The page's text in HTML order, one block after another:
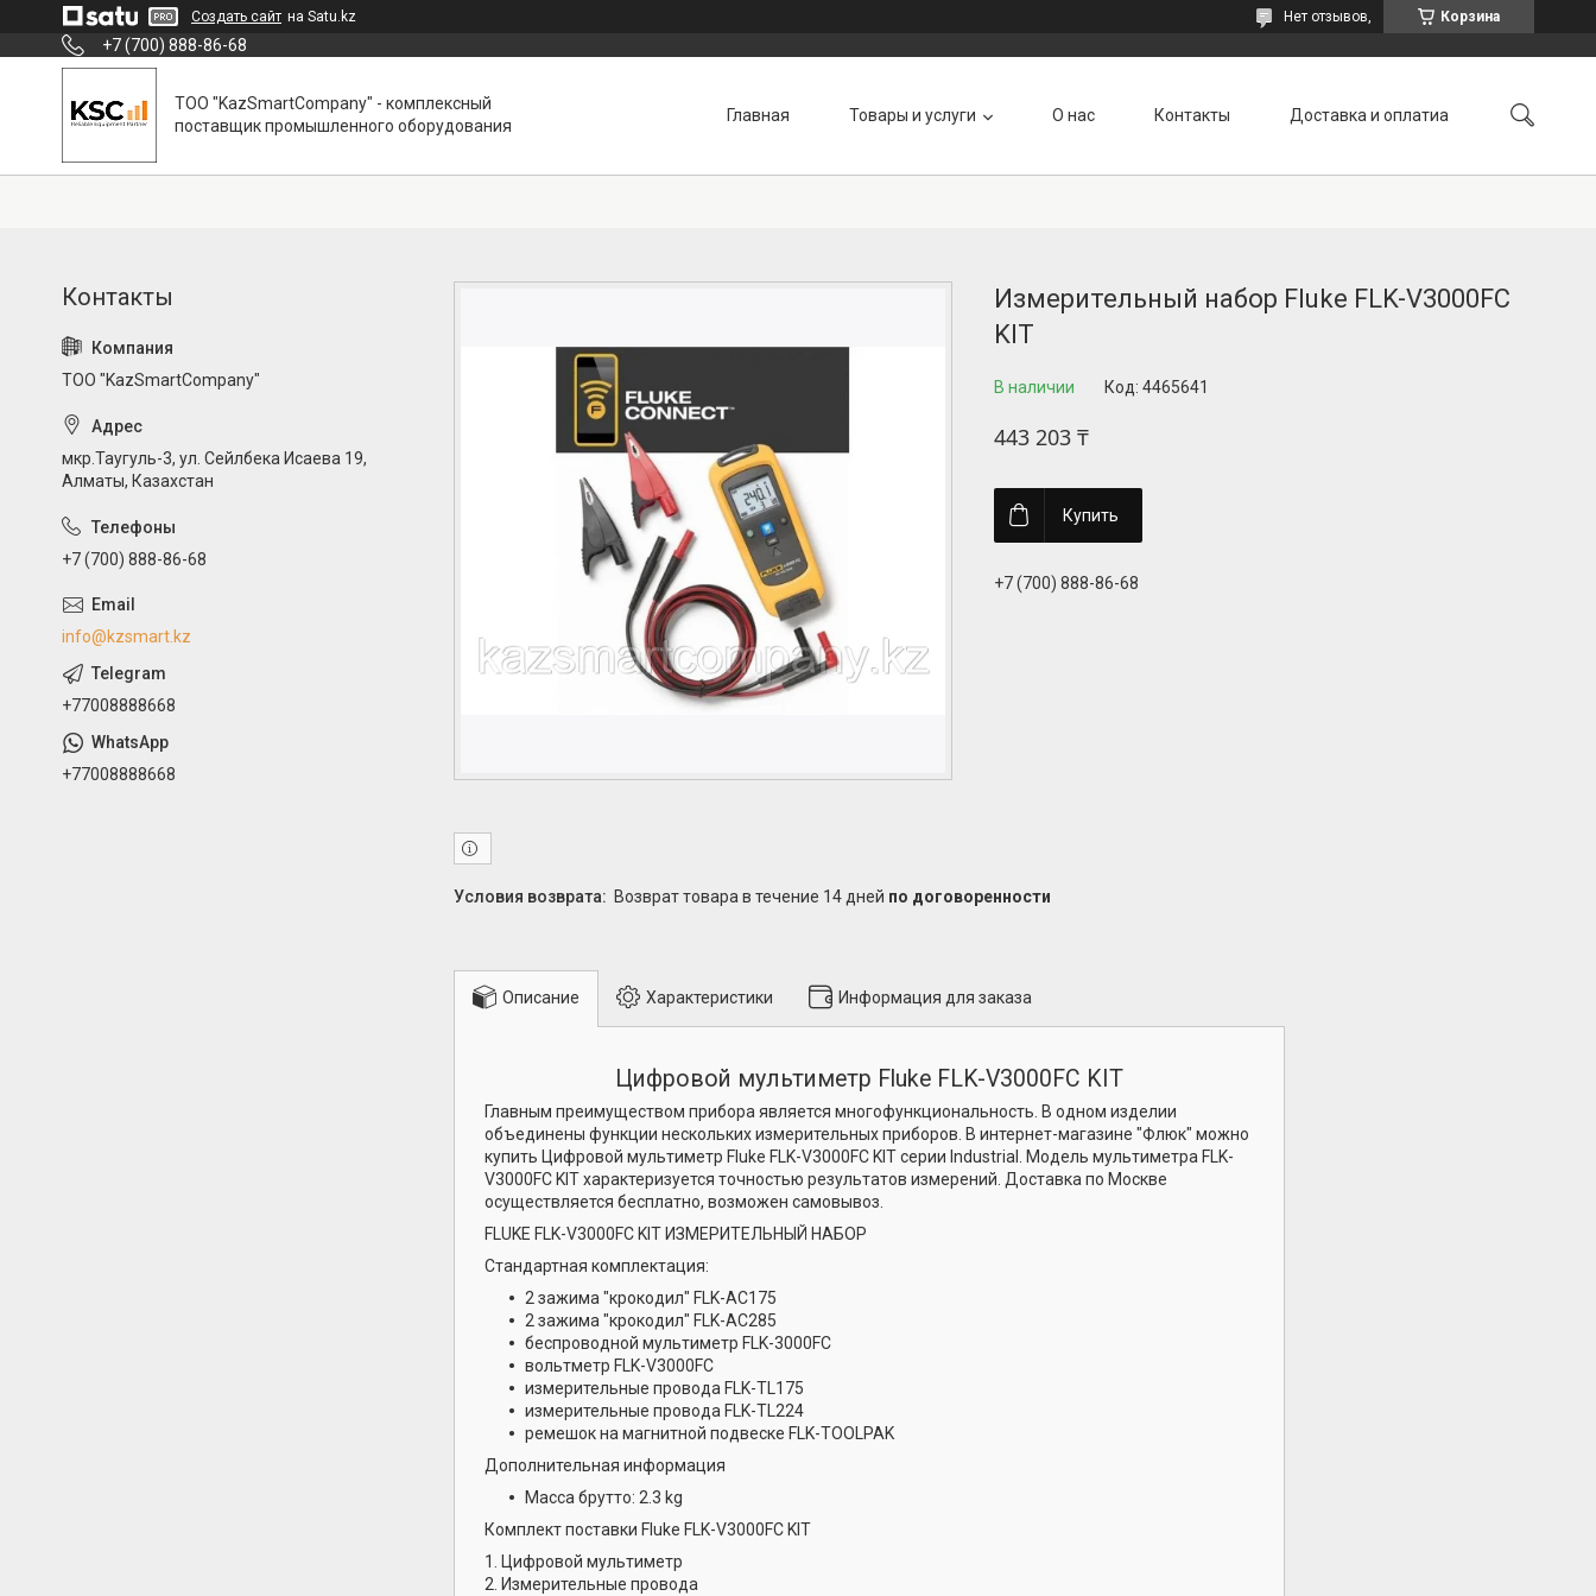
Создать сайт на Satu.kz Корзина
Нет отзывов,
+7 (700) 888-86-68
ТОО "KazSmartCompany" - комплексный
поставщик промышленного оборудования
Главная Товары и услуги О нас Контакты Доставка и оплатиа
Измерительный набор Fluke FLK-V3000FC
KIT
В наличии Код: 4465641
443 203 ₸
Купить
+7 (700) 888-86-68
возврат товара в течение 14 дней по договоренности
Описание Характеристики Информация для заказа
Цифровой мультиметр Fluke FLK-V3000FC KIT
Главным преимуществом прибора является многофункциональность. В одном изделии
объединены функции нескольких измерительных приборов. В интернет-магазине "Флюк" можно
купить Цифровой мультиметр Fluke FLK-V3000FC KIT серии Industrial. Модель мультиметра FLK-
V3000FC KIT характеризуется точностью результатов измерений. Доставка по Москве
осуществляется бесплатно, возможен самовывоз.
FLUKE FLK-V3000FC KIT ИЗМЕРИТЕЛЬНЫЙ НАБОР
Стандартная комплектация:
2 зажима "крокодил" FLK-AC175
2 зажима "крокодил" FLK-AC285
беспроводной мультиметр FLK-3000FC
вольтметр FLK-V3000FC
измерительные провода FLK-TL175
измерительные провода FLK-TL224
ремешок на магнитной подвеске FLK-TOOLPAK
Дополнительная информация
Масса брутто: 2.3 kg
Комплект поставки Fluke FLK-V3000FC KIT
1.
Цифровой мультиметр
2. Измерительные провода
ТОО "KazSmartCompany"
мкр.Таугуль-3, ул. Сейлбека Исаева 19,
Алматы, Казахстан
+7 (700) 888-86-68
info@kzsmart.kz
+77008888668
+77008888668